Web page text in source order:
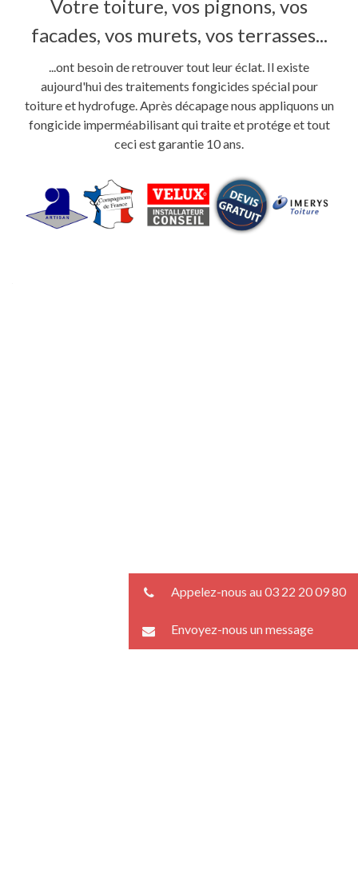
Votre toiture, vos pignons, vos
facades, vos murets, vos terrasses...
...ont besoin de retrouver tout leur éclat. Il existe
aujourd'hui des traitements fongicides spécial pour
toiture et hydrofuge. Après décapage nous appliquons un
fongicide imperméabilisant qui traite et protége et tout
ceci est garantie 10 ans.
Appelez-nous au 03 22 20 09 80
Envoyez-nous un message